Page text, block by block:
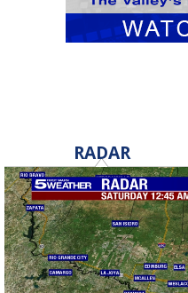
RADAR